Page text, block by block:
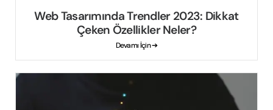
Web Tasarımında Trendler 2023: Dikkat
Çeken Özellikler Neler?
Devamı İçin ➔